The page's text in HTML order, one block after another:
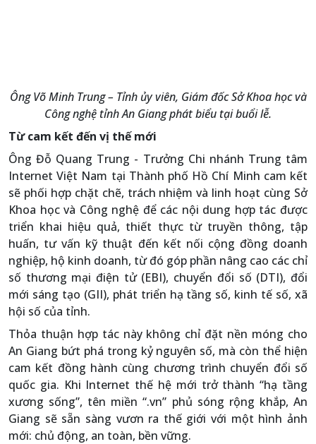
Ông Võ Minh Trung – Tỉnh ủy viên, Giám đốc Sở Khoa học và
Công nghệ tỉnh An Giang phát biểu tại buổi lễ.
Từ cam kết đến vị thế mới
Ông Đỗ Quang Trung - Trưởng Chi nhánh Trung tâm
Internet Việt Nam tại Thành phố Hồ Chí Minh cam kết
sẽ phối hợp chặt chẽ, trách nhiệm và linh hoạt cùng Sở
Khoa học và Công nghệ để các nội dung hợp tác được
triển khai hiệu quả, thiết thực từ truyền thông, tập
huấn, tư vấn kỹ thuật đến kết nối cộng đồng doanh
nghiệp, hộ kinh doanh, từ đó góp phần nâng cao các chỉ
số thương mại điện tử (EBI), chuyển đổi số (DTI), đổi
mới sáng tạo (GII), phát triển hạ tầng số, kinh tế số, xã
hội số của tỉnh.
Thỏa thuận hợp tác này không chỉ đặt nền móng cho
An Giang bứt phá trong kỷ nguyên số, mà còn thể hiện
cam kết đồng hành cùng chương trình chuyển đổi số
quốc gia. Khi Internet thế hệ mới trở thành “hạ tầng
xương sống”, tên miền “.vn” phủ sóng rộng khắp, An
Giang sẽ sẵn sàng vươn ra thế giới với một hình ảnh
mới: chủ động, an toàn, bền vững.